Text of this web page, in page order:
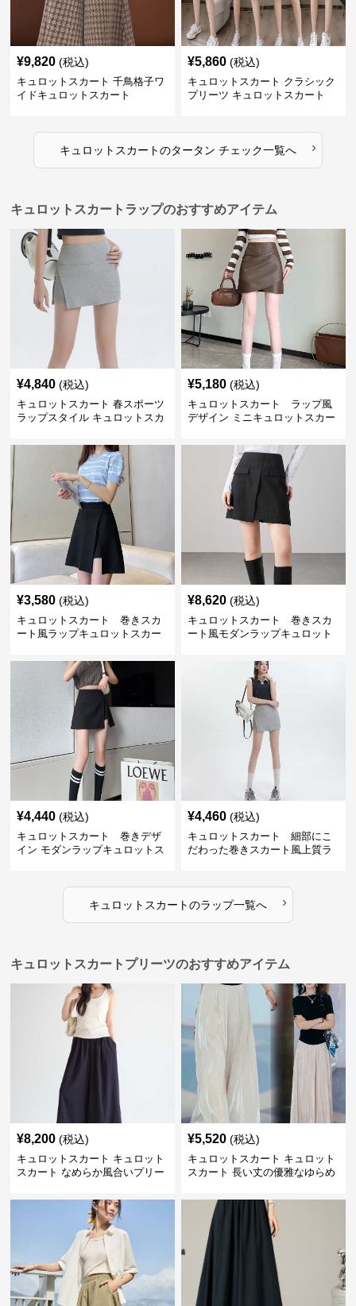
¥9,820 (税込)
キュロットスカート 千鳥格子ワ
イドキュロットスカート
¥5,860 (税込)
キュロットスカート クラシック
プリーツ キュロットスカート
キュロットスカートのタータン チェック一覧へ ›
キュロットスカートラップのおすすめアイテム
¥4,840 (税込)
キュロットスカート 春スポーツ
ラップスタイル キュロットスカ
¥5,180 (税込)
キュロットスカート ラップ風
デザイン ミニキュロットスカー
¥3,580 (税込)
キュロットスカート 巻きスカ
ート風ラップキュロットスカー
¥8,620 (税込)
キュロットスカート 巻きスカ
ート風モダンラップキュロット
¥4,440 (税込)
キュロットスカート 巻きデザ
イン モダンラップキュロットス
¥4,460 (税込)
キュロットスカート 細部にこ
だわった巻きスカート風上質ラ
キュロットスカートのラップ一覧へ ›
キュロットスカートプリーツのおすすめアイテム
¥8,200 (税込)
キュロットスカート キュロット
スカート なめらか風合いプリー
¥5,520 (税込)
キュロットスカート キュロット
スカート 長い丈の優雅なゆらめ